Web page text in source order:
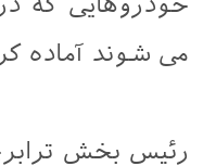
می شوند آماده
رئیس بخش